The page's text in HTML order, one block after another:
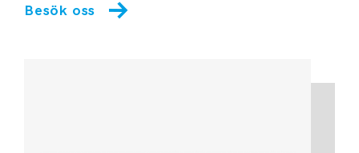
Besök oss